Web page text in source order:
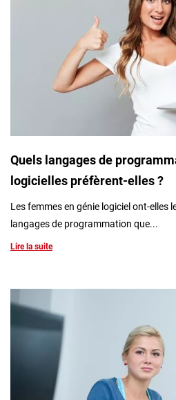
Quels langages de
logicielles préfèrent-elles ?
Les femmes en génie logiciel ont-elles
langages de programmation que...
Lire la suite